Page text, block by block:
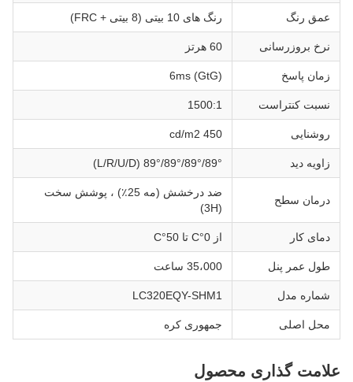
عمق رنگ رنگ های 10 بیتی (8 بیتی + FRC)
نرخ بروزرسانی 60 هرتز
زمان پاسخ 6ms (GtG)
نسبت کنتراست 1500:1
روشنایی 450 cd/m2
زاویه دید 89°/89°/89°/89° (L/R/U/D)
درمان سطح
ضد درخشش (مه 25٪) ، پوشش سخت
دمای کار از 0°C تا 50°C
طول عمر پنل 35،000 ساعت
شماره مدل LC320EQY-SHM1
محل اصلی جمهوری کره
علامت گذاری محصول